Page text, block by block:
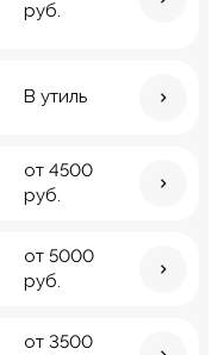
руб.
В утиль
от 4500
руб.
от 5000
руб.
от 3500